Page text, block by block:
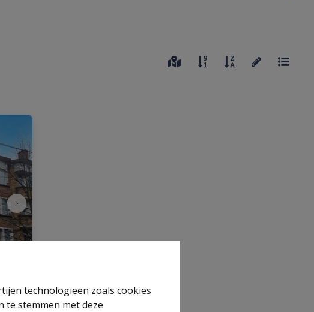
technologieën zoals cookies
stemmen met deze